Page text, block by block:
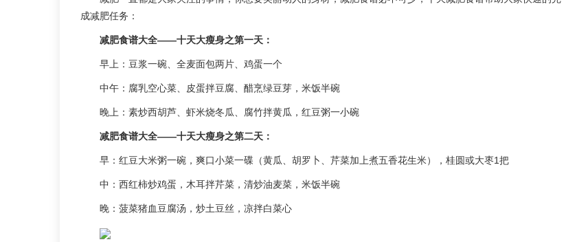
成减肥任务：
减肥食谱大全——十天大瘦身之第一天：
早上：豆浆一碗、全麦面包两片、鸡蛋一个
中午：腐乳空心菜、皮蛋拌豆腐、醋烹绿豆芽，米饭半碗
晚上：素炒西胡芦、虾米烧冬瓜、腐竹拌黄瓜，红豆粥一小碗
减肥食谱大全——十天大瘦身之第二天：
早：红豆大米粥一碗，爽口小菜一碟（黄瓜、胡罗卜、芹菜加上煮五香花生米），桂圆或大枣1把
中：西红柿炒鸡蛋，木耳拌芹菜，清炒油麦菜，米饭半碗
晚：菠菜猪血豆腐汤，炒土豆丝，凉拌白菜心